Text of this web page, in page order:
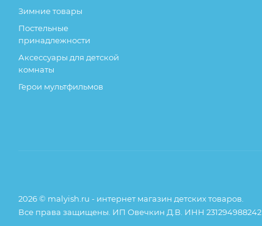
Зимние товары
Постельные
принадлежности
Аксессуары для детской
комнаты
Герои мультфильмов
2026 © malyish.ru - интернет магазин детских товаров.
Все права защищены. ИП Овечкин Д.В. ИНН 231294988242